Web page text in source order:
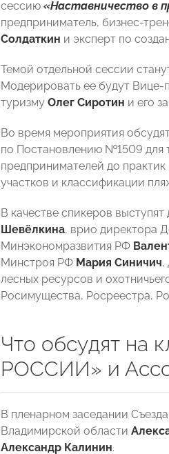
сессию «Наставничество в
предприниматель, бизнес-
Солдаткин и эксперт по
Темой отдельной сессии
Модерировать ее будут
туризму Олег Сиротин и его
Во время мероприятия
по Постановлению №1509 для
предпринимателей до
участков и классификации
В качестве спикеров
Шевёлкина, врио директора
Минэкономразвития РФ
Минстроя РФ Мария Синичич,
лесных ресурсов и
Росимущества, Росреестра,
Что обсудят на
РОССИИ» и
В пленарном заседании
Владимирской области
Александр Калинин.